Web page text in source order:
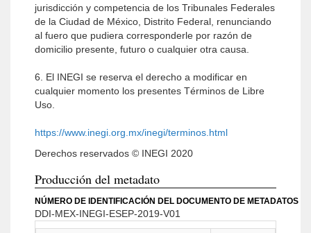
jurisdicción y competencia de los Tribunales Federales
de la Ciudad de México, Distrito Federal, renunciando
al fuero que pudiera corresponderle por razón de
domicilio presente, futuro o cualquier otra causa.
6. El INEGI se reserva el derecho a modificar en
cualquier momento los presentes Términos de Libre
Uso.
https://www.inegi.org.mx/inegi/terminos.html
Derechos reservados © INEGI 2020
Producción del metadato
NÚMERO DE IDENTIFICACIÓN DEL DOCUMENTO DE METADATOS
DDI-MEX-INEGI-ESEP-2019-V01